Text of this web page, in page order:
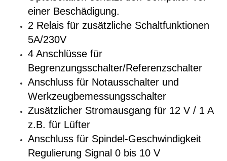
einer Beschädigung.
2 Relais für zusätzliche Schaltfunktionen
5A/230V
4 Anschlüsse für
Begrenzungsschalter/Referenzschalter
Anschluss für Notausschalter und
Werkzeugbemessungsschalter
Zusätzlicher Stromausgang für 12 V / 1 A
z.B. für Lüfter
Anschluss für Spindel-Geschwindigkeit
Regulierung Signal 0 bis 10 V